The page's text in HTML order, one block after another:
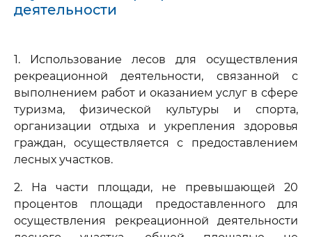
деятельности
1. Использование лесов для осуществления
рекреационной деятельности, связанной с
выполнением работ и оказанием услуг в сфере
туризма, физической культуры и спорта,
организации отдыха и укрепления здоровья
граждан, осуществляется с предоставлением
лесных участков.
2. На части площади, не превышающей 20
процентов площади предоставленного для
осуществления рекреационной деятельности